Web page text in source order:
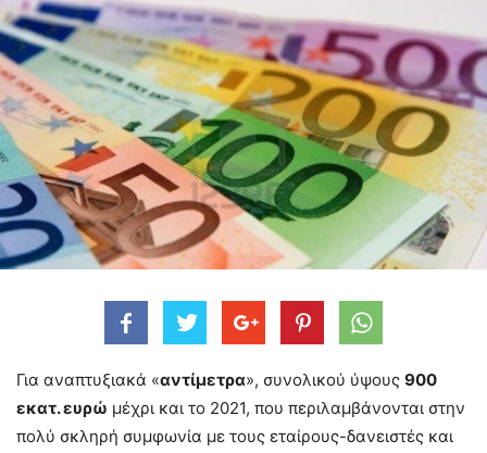
Για αναπτυξιακά «αντίμετρα», συνολικού ύψους 900
εκατ. ευρώ μέχρι και το 2021, που περιλαμβάνονται στην
πολύ σκληρή συμφωνία με τους εταίρους-δανειστές και